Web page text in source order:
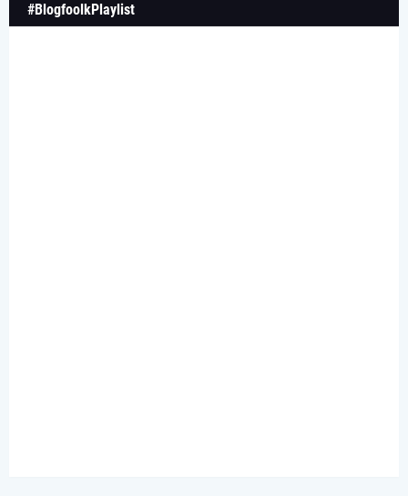
#BlogfoolkPlaylist